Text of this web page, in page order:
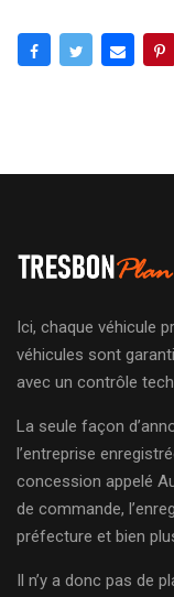
Ici, chaque véhicule
véhicules sont
avec un contrôle
La seule façon
l’entreprise
concession appelé
de commande,
préfecture et bien
Il n’y a donc pas de